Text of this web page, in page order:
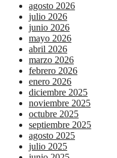
agosto 2026
julio 2026
junio 2026
mayo 2026
abril 2026
marzo 2026
febrero 2026
enero 2026
diciembre 2025
noviembre 2025
octubre 2025
septiembre 2025
agosto 2025
julio 2025